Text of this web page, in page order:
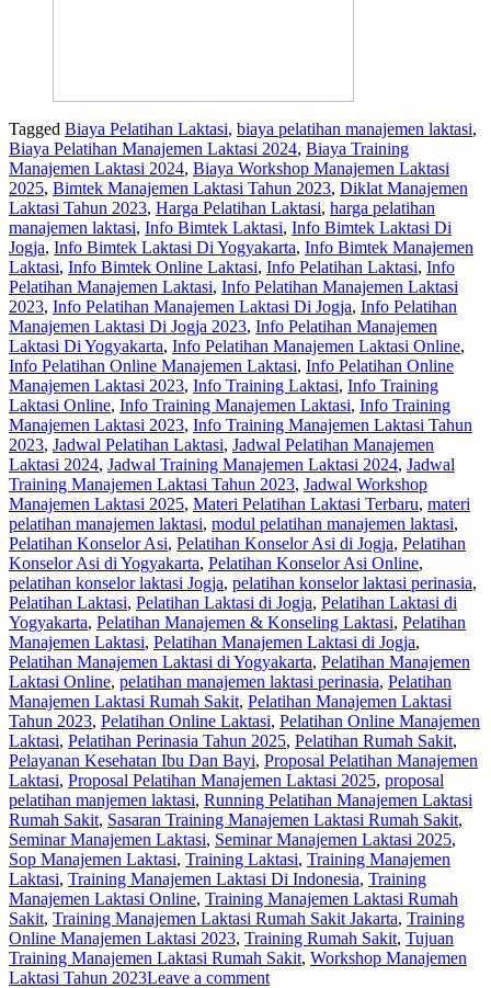
Tagged Biaya Pelatihan Laktasi, biaya pelatihan manajemen laktasi,
Biaya Pelatihan Manajemen Laktasi 2024, Biaya Training
Manajemen Laktasi 2024, Biaya Workshop Manajemen Laktasi
2025, Bimtek Manajemen Laktasi Tahun 2023, Diklat Manajemen
Laktasi Tahun 2023, Harga Pelatihan Laktasi, harga pelatihan
manajemen laktasi, Info Bimtek Laktasi, Info Bimtek Laktasi Di
Jogja, Info Bimtek Laktasi Di Yogyakarta, Info Bimtek Manajemen
Laktasi, Info Bimtek Online Laktasi, Info Pelatihan Laktasi, Info
Pelatihan Manajemen Laktasi, Info Pelatihan Manajemen Laktasi
2023, Info Pelatihan Manajemen Laktasi Di Jogja, Info Pelatihan
Manajemen Laktasi Di Jogja 2023, Info Pelatihan Manajemen
Laktasi Di Yogyakarta, Info Pelatihan Manajemen Laktasi Online,
Info Pelatihan Online Manajemen Laktasi, Info Pelatihan Online
Manajemen Laktasi 2023, Info Training Laktasi, Info Training
Laktasi Online, Info Training Manajemen Laktasi, Info Training
Manajemen Laktasi 2023, Info Training Manajemen Laktasi Tahun
2023, Jadwal Pelatihan Laktasi, Jadwal Pelatihan Manajemen
Laktasi 2024, Jadwal Training Manajemen Laktasi 2024, Jadwal
Training Manajemen Laktasi Tahun 2023, Jadwal Workshop
Manajemen Laktasi 2025, Materi Pelatihan Laktasi Terbaru, materi
pelatihan manajemen laktasi, modul pelatihan manajemen laktasi,
Pelatihan Konselor Asi, Pelatihan Konselor Asi di Jogja, Pelatihan
Konselor Asi di Yogyakarta, Pelatihan Konselor Asi Online,
pelatihan konselor laktasi Jogja, pelatihan konselor laktasi perinasia,
Pelatihan Laktasi, Pelatihan Laktasi di Jogja, Pelatihan Laktasi di
Yogyakarta, Pelatihan Manajemen & Konseling Laktasi, Pelatihan
Manajemen Laktasi, Pelatihan Manajemen Laktasi di Jogja,
Pelatihan Manajemen Laktasi di Yogyakarta, Pelatihan Manajemen
Laktasi Online, pelatihan manajemen laktasi perinasia, Pelatihan
Manajemen Laktasi Rumah Sakit, Pelatihan Manajemen Laktasi
Tahun 2023, Pelatihan Online Laktasi, Pelatihan Online Manajemen
Laktasi, Pelatihan Perinasia Tahun 2025, Pelatihan Rumah Sakit,
Pelayanan Kesehatan Ibu Dan Bayi, Proposal Pelatihan Manajemen
Laktasi, Proposal Pelatihan Manajemen Laktasi 2025, proposal
pelatihan manjemen laktasi, Running Pelatihan Manajemen Laktasi
Rumah Sakit, Sasaran Training Manajemen Laktasi Rumah Sakit,
Seminar Manajemen Laktasi, Seminar Manajemen Laktasi 2025,
Sop Manajemen Laktasi, Training Laktasi, Training Manajemen
Laktasi, Training Manajemen Laktasi Di Indonesia, Training
Manajemen Laktasi Online, Training Manajemen Laktasi Rumah
Sakit, Training Manajemen Laktasi Rumah Sakit Jakarta, Training
Online Manajemen Laktasi 2023, Training Rumah Sakit, Tujuan
Training Manajemen Laktasi Rumah Sakit, Workshop Manajemen
Laktasi Tahun 2023Leave a comment